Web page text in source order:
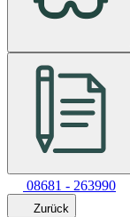
08681 - 263990
Zurück